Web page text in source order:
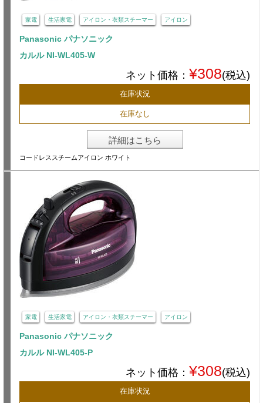
家電 生活家電 アイロン・衣類スチーマー アイロン
Panasonic パナソニック
カルル NI-WL405-W
ネット価格： ¥308(税込)
在庫状況
在庫なし
詳細はこちら
コードレススチームアイロン ホワイト
家電 生活家電 アイロン・衣類スチーマー アイロン
Panasonic パナソニック
カルル NI-WL405-P
ネット価格： ¥308(税込)
在庫状況